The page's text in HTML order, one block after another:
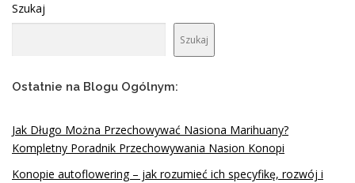
Szukaj
Szukaj
Ostatnie na Blogu Ogólnym:
Jak Długo Można Przechowywać Nasiona Marihuany?
Kompletny Poradnik Przechowywania Nasion Konopi
Konopie autoflowering – jak rozumieć ich specyfikę, rozwój i